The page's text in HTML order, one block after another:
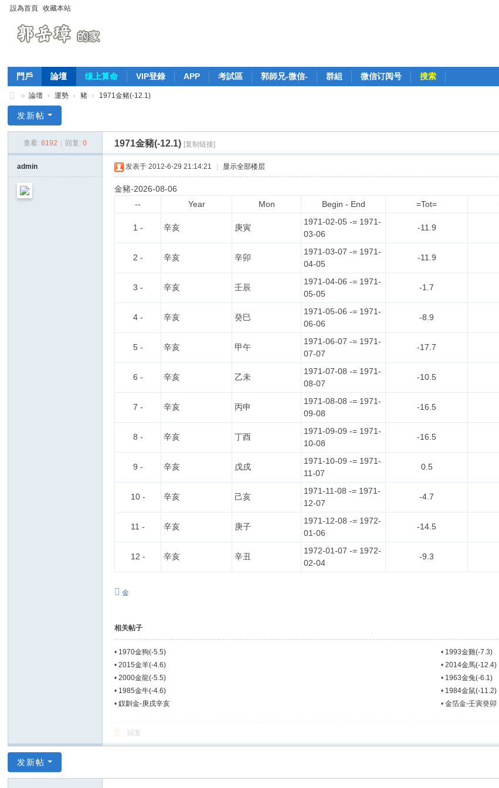
設為首頁 收藏本站
門戶 論壇 缐上算命 VIP登錄 APP 考試區 郭師兄-微信- 群組 微信订阅号 搜索
法
宗
郭
» 論壇 › 運勢 › 豬 › 1971金豬(-12.1)
发新帖
查看: 8192 回复: 0 1971金豬(-12.1) [复制链接]
admin 发表于 2012-6-29 21:14:21 显示全部楼层
金豬-2026-08-06
--
Year Mon Begin - End =Tot=
1 - 辛亥 庚寅
1971-02-05 -= 1971-
03-06
-11.9
2 - 辛亥 辛卯
1971-03-07 -= 1971-
04-05
-11.9
3 - 辛亥 壬辰
1971-04-06 -= 1971-
05-05
-1.7
4 - 辛亥 癸巳
1971-05-06 -= 1971-
06-06
-8.9
5 - 辛亥 甲午
1971-06-07 -= 1971-
07-07
-17.7
6 - 辛亥 乙未
1971-07-08 -= 1971-
08-07
-10.5
7 - 辛亥 丙申
1971-08-08 -= 1971-
09-08
-16.5
8 - 辛亥 丁酉
1971-09-09 -= 1971-
10-08
-16.5
9 - 辛亥 戊戌
1971-10-09 -= 1971-
11-07
0.5
10 - 辛亥 己亥
1971-11-08 -= 1971-
12-07
-4.7
11 - 辛亥 庚子
1971-12-08 -= 1972-
01-06
-14.5
12 - 辛亥 辛丑
1972-01-07 -= 1972-
02-04
-9.3
金
相关帖子
• 1970金狗(-5.5) • 1993金雞(-7.3)
•2015金羊(-4.6) •2014金馬(-12.4)
•2000金龍(-5.5) • 1963金兔(-6.1)
• 1985金牛(-4.6) • 1984金鼠(-11.2)
•釵釧金-庚戌辛亥 •金箔金-壬寅癸卯
回复
发新帖